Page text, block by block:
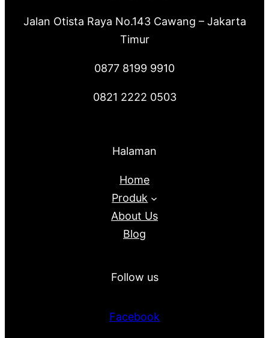
Jalan Otista Raya No.143 Cawang – Jakarta
Timur
0877 8199 9910
0821 2222 0503
Halaman
Home
Produk
About Us
Blog
Follow us
Facebook